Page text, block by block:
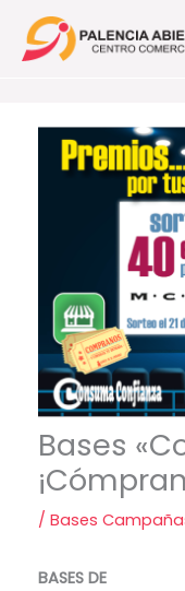
Bases
/ Bases
BASES DE